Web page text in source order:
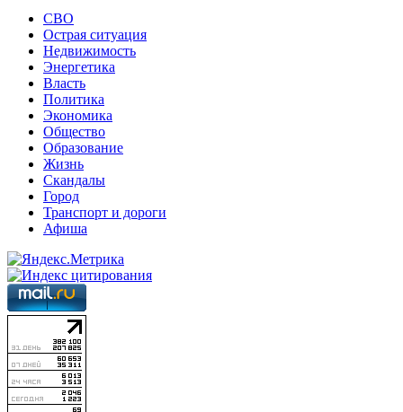
СВО
Острая ситуация
Недвижимость
Энергетика
Власть
Политика
Экономика
Общество
Образование
Жизнь
Скандалы
Город
Транспорт и дороги
Афиша